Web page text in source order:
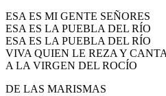
ESA ES MI GENTE SEÑORES
ESA ES LA PUEBLA DEL RÍO
ESA ES LA PUEBLA DEL RÍO
VIVA QUIEN LE REZA Y
A LA VIRGEN DEL ROCÍO
DE LAS MARISMAS
¿Cuales son los actos
Rocío?
Quiero hacer el camino,¿que
En el Rocío, ¿dónde me alojo?